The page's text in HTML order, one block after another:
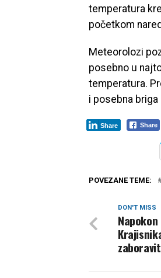
temperatura
početkom
Meteorolozi
posebno u
temperatura.
i posebna
Share
Share
POVEZANE TEME:
DON'T MISS